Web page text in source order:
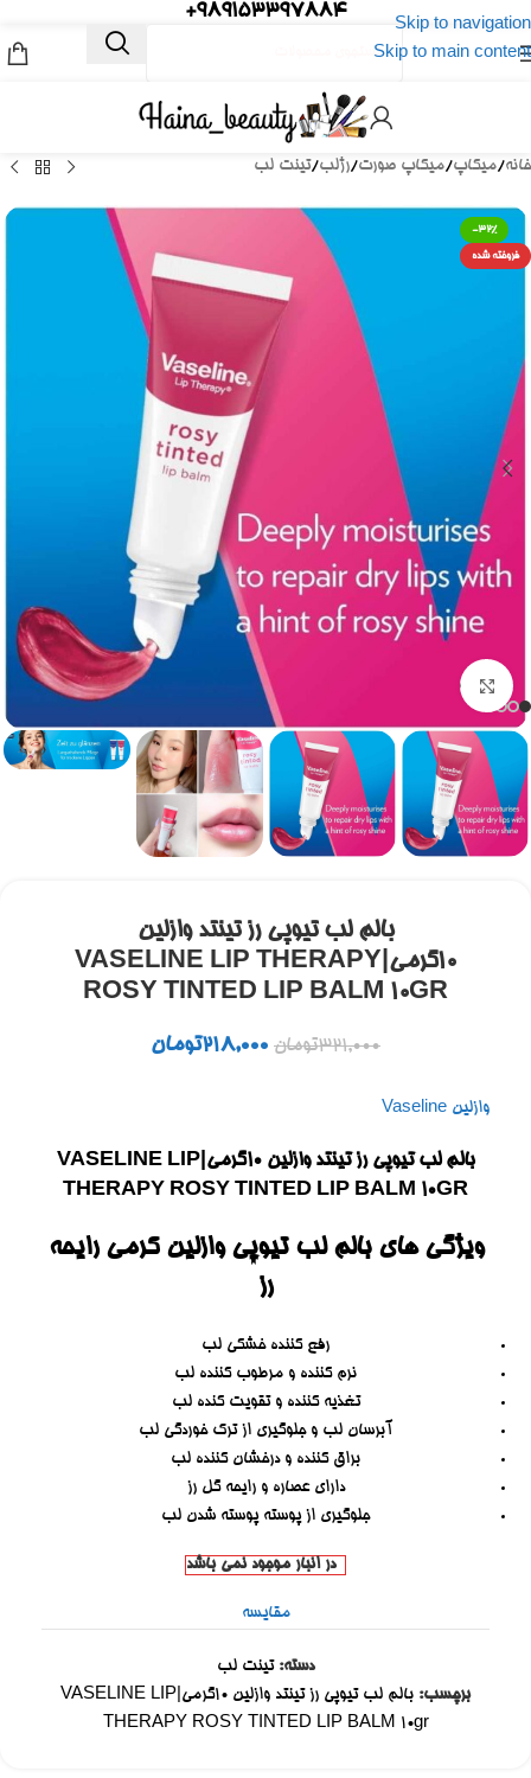
Skip to navigation
Skip to main content
989153397884+
خانه/میکاپ/میکاپ صورت/رژلب/تینت لب
-32%
فروخته شده
برای بزرگنمایی کلیک کنید
بالم لب تیوپی رز تینتد وازلین
۱۰گرمی|VASELINE LIP THERAPY
ROSY TINTED LIP BALM 10GR
321,000تومان 218,000تومان
وازلین Vaseline
بالم لب تیوپی رز تینتد وازلین ۱۰گرمی|VASELINE LIP
THERAPY ROSY TINTED LIP BALM 10GR
ویژگی های بالم لب تیوپی وازلین کرمی رایحه
رز
رفع کننده خشکی لب
نرم کننده و مرطوب کننده لب
تغذیه کننده و تقویت کنده لب
آبرسان لب و جلوگیری از ترک خوردگی لب
براق کننده و درخشان کننده لب
دارای عصاره و رایحه گل رز
جلوگیری از پوسته پوسته شدن لب
در انبار موجود نمی باشد
مقایسه
دسته: تینت لب
برچسب:
بالم لب تیوپی رز تینتد وازلین ۱۰گرمی|VASELINE LIP
THERAPY ROSY TINTED LIP BALM 10gr